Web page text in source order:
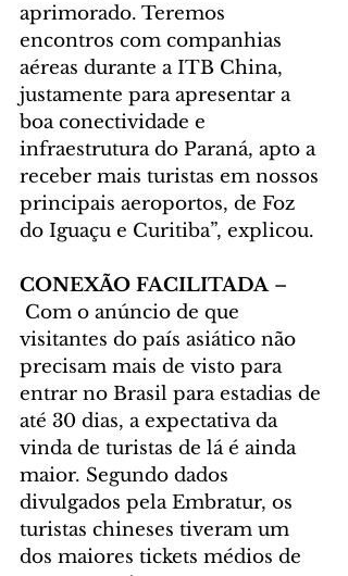
aprimorado. Teremos
encontros com companhias
aéreas durante a ITB China,
justamente para apresentar a
boa conectividade e
infraestrutura do Paraná, apto a
receber mais turistas em nossos
principais aeroportos, de Foz
do Iguaçu e Curitiba”, explicou.
CONEXÃO FACILITADA –
Com o anúncio de que
visitantes do país asiático não
precisam mais de visto para
entrar no Brasil para estadias de
até 30 dias, a expectativa da
vinda de turistas de lá é ainda
maior. Segundo dados
divulgados pela Embratur, os
turistas chineses tiveram um
dos maiores tickets médios de